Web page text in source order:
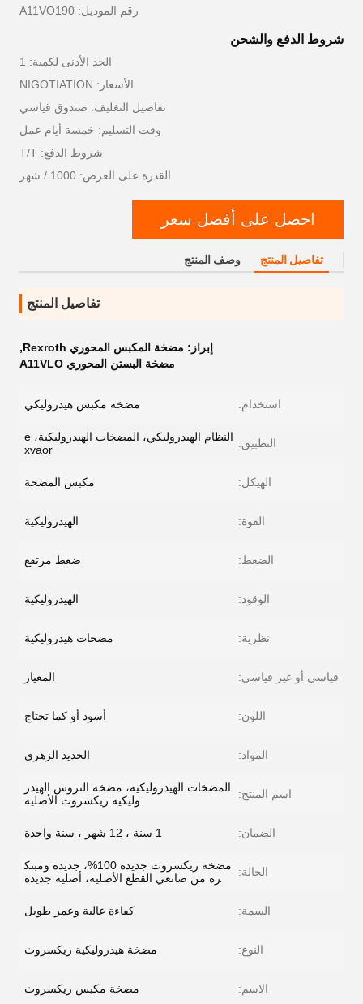
رقم الموديل: A11VO190
شروط الدفع والشحن
الحد الأدنى لكمية: 1
الأسعار: NIGOTIATION
تفاصيل التغليف: صندوق قياسي
وقت التسليم: خمسة أيام عمل
شروط الدفع: T/T
القدرة على العرض: 1000 / شهر
احصل على أفضل سعر
تفاصيل المنتج وصف المنتج
تفاصيل المنتج
إبراز: مضخة المكبس المحوري Rexroth
,
مضخة البستن المحوري A11VLO
استخدام: مضخة مكبس هيدروليكي
التطبيق:
النظام الهيدروليكي، المضخات الهيدروليكية، e
xvaor
الهيكل: مكبس المضخة
القوة: الهيدروليكية
الضغط: ضغط مرتفع
الوقود: الهيدروليكية
نظرية: مضخات هيدروليكية
قياسي أو غير قياسي: المعيار
اللون: أسود أو كما تحتاج
المواد: الحديد الزهري
اسم المنتج:
المضخات الهيدروليكية، مضخة التروس الهيدر
وليكية ريكسروث الأصلية
الضمان: 1 سنة ، 12 شهر ، سنة واحدة
الحالة:
مضخة ريكسروث جديدة 100%، جديدة ومبتك
رة من صانعي القطع الأصلية، أصلية جديدة
السمة: كفاءة عالية وعمر طويل
النوع: مضخة هيدروليكية ريكسروث
الاسم: مضخة مكبس ريكسروث